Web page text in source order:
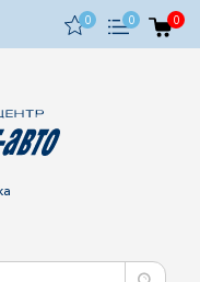
0 0 0